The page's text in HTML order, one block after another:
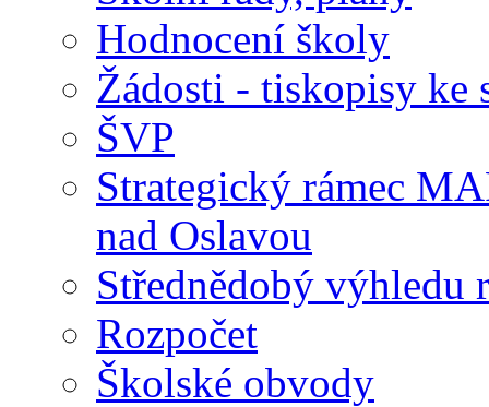
Hodnocení školy
Žádosti - tiskopisy ke
ŠVP
Strategický rámec
nad Oslavou
Střednědobý výhledu
Rozpočet
Školské obvody